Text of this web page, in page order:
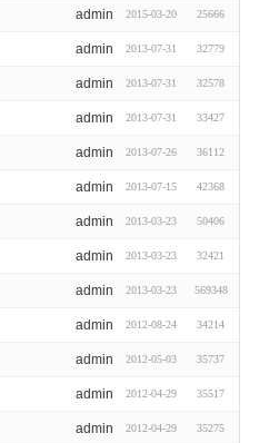
admin 2015-03-20 25666
admin 2013-07-31 32779
admin 2013-07-31 32578
admin 2013-07-31 33427
admin 2013-07-26 36112
admin 2013-07-15 42368
admin 2013-03-23 50406
admin 2013-03-23 32421
admin 2013-03-23 569348
admin 2012-08-24 34214
admin 2012-05-03 35737
admin 2012-04-29 35517
admin 2012-04-29 35275